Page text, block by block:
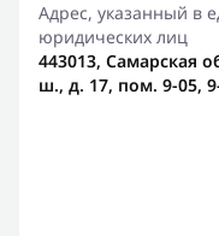
Адрес, указанный в
юридических лиц
443013, Самарская
ш., д. 17, пом. 9-05,